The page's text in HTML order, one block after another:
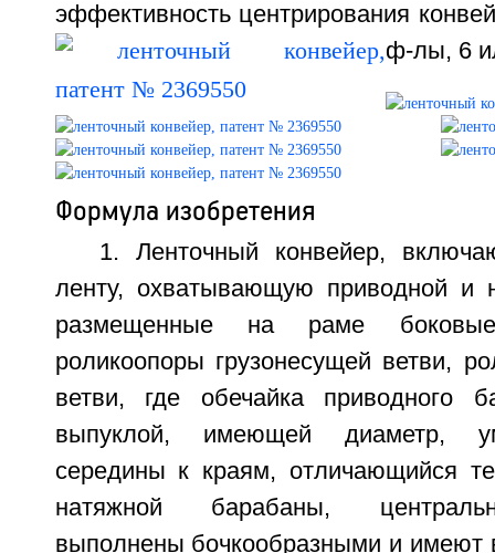
эффективность центрирования
ф-лы, 6
Формула изобретения
1. Ленточный конвейер,
ленту, охватывающую приводной и
размещенные на раме
роликоопоры грузонесущей ветви,
ветви, где обечайка приводного
выпуклой, имеющей диаметр,
середины к краям, отличающийся
натяжной барабаны,
выполнены бочкообразными и имеют